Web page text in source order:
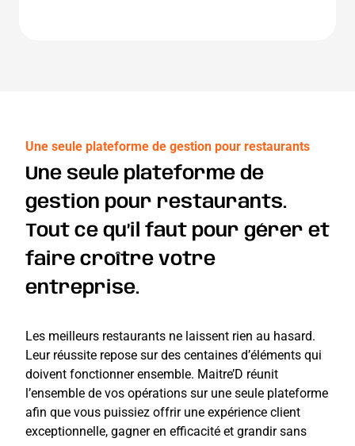
Une seule plateforme de gestion pour restaurants
Une seule plateforme de
gestion pour restaurants.
Tout ce qu’il faut pour gérer et
faire croître votre
entreprise.
Les meilleurs restaurants ne laissent rien au hasard.
Leur réussite repose sur des centaines d’éléments qui
doivent fonctionner ensemble. Maitre’D réunit
l’ensemble de vos opérations sur une seule plateforme
afin que vous puissiez offrir une expérience client
exceptionnelle, gagner en efficacité et grandir sans